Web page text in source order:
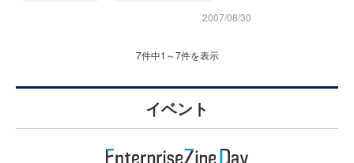
2007/08/30
7件中1～7件を表示
イベント